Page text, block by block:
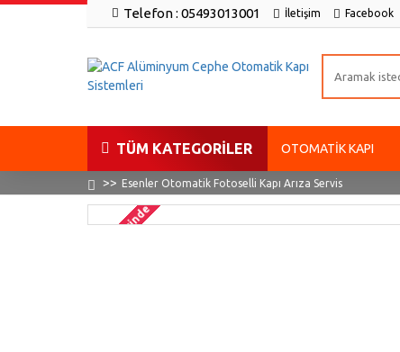
Telefon : 05493013001 İletişim Facebook
TÜM KATEGORILER OTOMATIK KAPI
Esenler Otomatik Fotoselli Kapı Arıza Servis
2-3 gün içinde